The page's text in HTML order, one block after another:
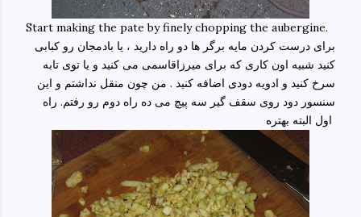
Start making the pate by finely chopping the aubergine.
برای درست کردن مایه برگر ها دو راه دارید ، یا بادمجان رو کبابی
کنید شبیه اون کاری که برای میرزاقاسمی می کنید و یا توی تابه
سرخ کنید و ادویه دودی اضافه کنید . من چون منقل نداشتم و این
سنسور دود روی سقف گیر سه پیچ می ده راه دوم رو رفتم. راه